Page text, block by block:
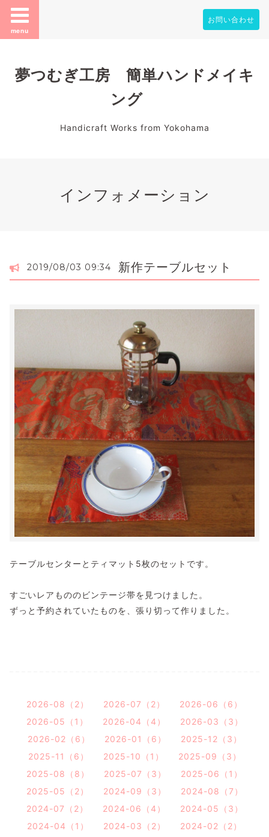
menu
お問い合わせ
夢つむぎ工房 簡単ハンドメイキ
ング
Handicraft Works from Yokohama
インフォメーション
2019/08/03 09:34 新作テーブルセット
テーブルセンターとティマット5枚のセットです。
すごいレアもののビンテージ帯を見つけました。
ずっと予約されていたものを、張り切って作りました。
2026-08（2） 2026-07（2）
2026-06（6）
2026-05（1）
2026-04（4）
2026-03（3）
2026-02（6）
2026-01（6）
2025-12（3）
2025-11（6）
2025-10（1）
2025-09（3）
2025-08（8）
2025-07（3）
2025-06（1）
2025-05（2）
2024-09（3）
2024-08（7）
2024-07（2）
2024-06（4）
2024-05（3）
2024-04（1）
2024-03（2）
2024-02（2）